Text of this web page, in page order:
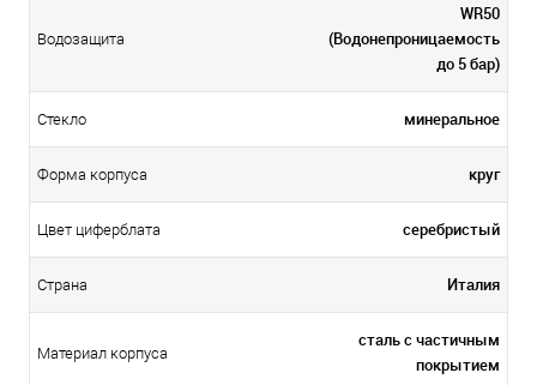
Водозащита
WR50
(Водонепроницаемость
до 5 бар)
Стекло минеральное
Форма корпуса круг
Цвет циферблата серебристый
Страна Италия
Материал корпуса
сталь с частичным
покрытием